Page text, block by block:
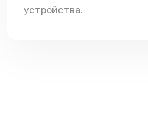
устройства.